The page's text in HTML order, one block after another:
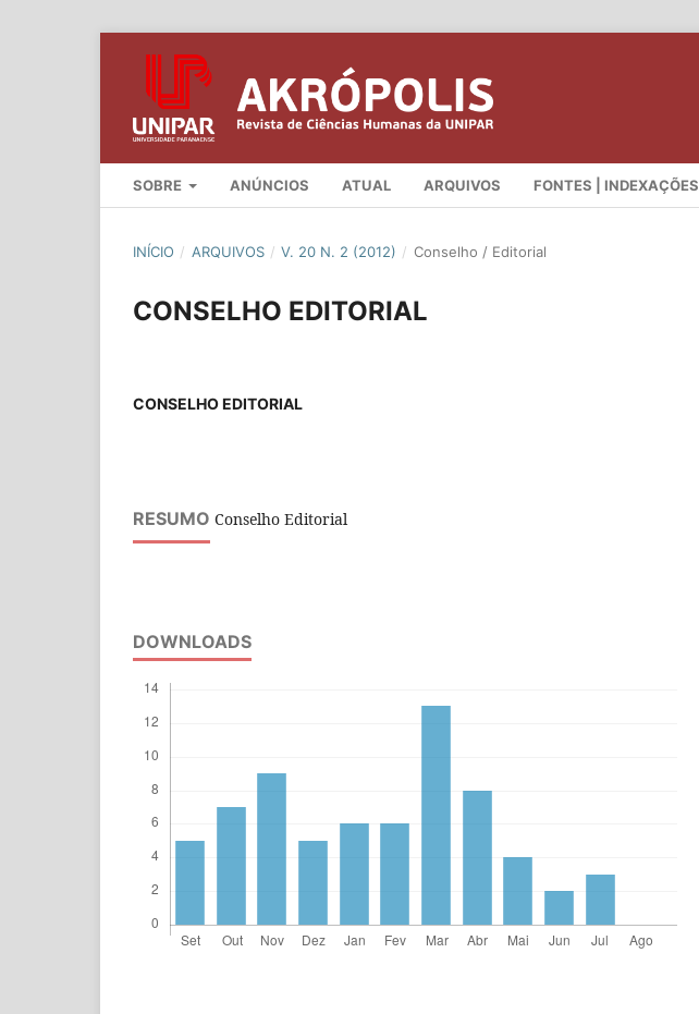
SOBRE ANÚNCIOS ATUAL ARQUIVOS FONTES | INDEXAÇÕES
INÍCIO / ARQUIVOS / V. 20 N. 2 (2012) / Conselho / Editorial
CONSELHO EDITORIAL
CONSELHO EDITORIAL
RESUMO Conselho Editorial
DOWNLOADS